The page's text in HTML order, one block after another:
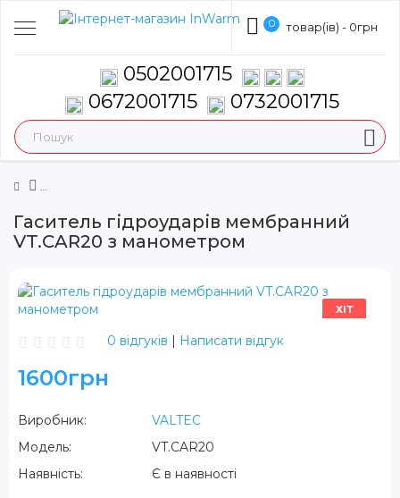
0 товар(ів) - 0грн
0502001715
0672001715
0732001715
Гаситель гідроударів мембранний
VT.CAR20 з манометром
ХІТ
0 відгуків | Написати відгук
1600грн
Виробник:
VALTEC
Модель:
VT.CAR20
Наявність:
Є в наявності